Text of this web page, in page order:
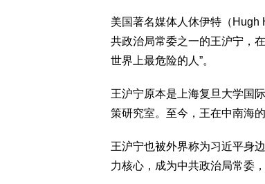
美国著名媒体人休伊特（Hugh
共政治局常委之一的王沪宁，
世界上最危险的人”。
王沪宁原本是上海复旦大学国
策研究室。至今，王在中南海
王沪宁也被外界称为习近平身
力核心，成为中共政治局常委